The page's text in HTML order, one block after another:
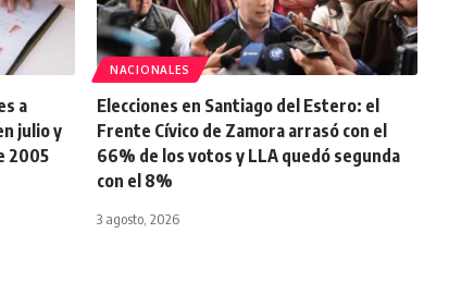
a
julio y
2005
NACIONALES
Elecciones en Santiago del Estero: el
Frente Cívico de Zamora arrasó con el
66% de los votos y LLA quedó segunda
con el 8%
3 agosto, 2026